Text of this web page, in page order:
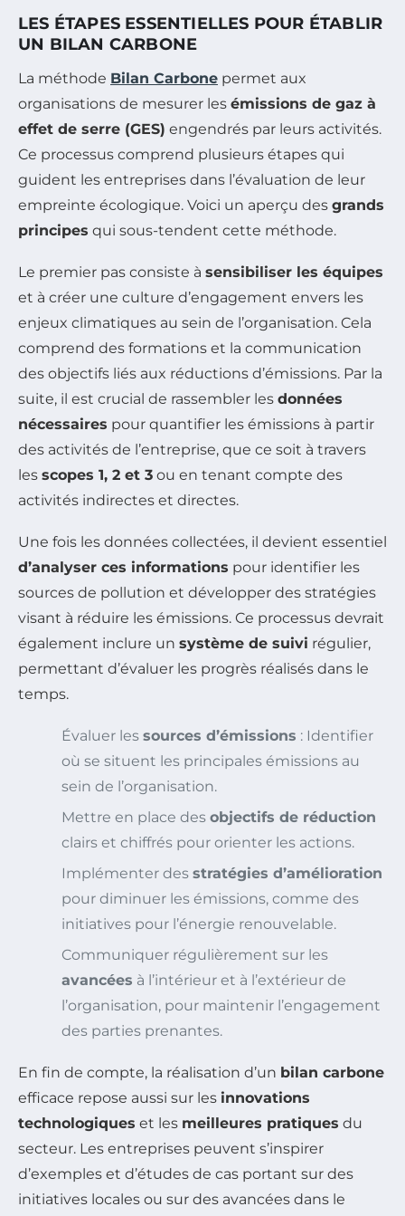
LES ÉTAPES ESSENTIELLES POUR ÉTABLIR
UN BILAN CARBONE
La méthode Bilan Carbone permet aux
organisations de mesurer les émissions de gaz à
effet de serre (GES) engendrés par leurs activités.
Ce processus comprend plusieurs étapes qui
guident les entreprises dans l’évaluation de leur
empreinte écologique. Voici un aperçu des grands
principes qui sous-tendent cette méthode.
Le premier pas consiste à sensibiliser les équipes
et à créer une culture d’engagement envers les
enjeux climatiques au sein de l’organisation. Cela
comprend des formations et la communication
des objectifs liés aux réductions d’émissions. Par la
suite, il est crucial de rassembler les données
nécessaires pour quantifier les émissions à partir
des activités de l’entreprise, que ce soit à travers
les scopes 1, 2 et 3 ou en tenant compte des
activités indirectes et directes.
Une fois les données collectées, il devient essentiel
d’analyser ces informations pour identifier les
sources de pollution et développer des stratégies
visant à réduire les émissions. Ce processus devrait
également inclure un système de suivi régulier,
permettant d’évaluer les progrès réalisés dans le
temps.
Évaluer les sources d’émissions : Identifier
où se situent les principales émissions au
sein de l’organisation.
Mettre en place des objectifs de réduction
clairs et chiffrés pour orienter les actions.
Implémenter des stratégies d’amélioration
pour diminuer les émissions, comme des
initiatives pour l’énergie renouvelable.
Communiquer régulièrement sur les
avancées à l’intérieur et à l’extérieur de
l’organisation, pour maintenir l’engagement
des parties prenantes.
En fin de compte, la réalisation d’un bilan carbone
efficace repose aussi sur les innovations
technologiques et les meilleures pratiques du
secteur. Les entreprises peuvent s’inspirer
d’exemples et d’études de cas portant sur des
initiatives locales ou sur des avancées dans le